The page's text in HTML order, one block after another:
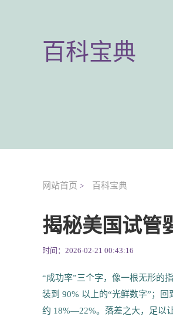
百科宝典
网站首页 > 百科宝典
揭秘美国试管
时间：2026-02-21 00:43:16
“成功率”三个字，像一根无形的
装到 90% 以上的“光鲜数字”；
约 18%—22%。落差之大，足以